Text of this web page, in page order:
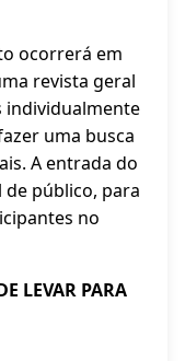
ocorrerá em
revista geral
individualmente
uma busca
A entrada do
público, para
no
LEVAR PARA